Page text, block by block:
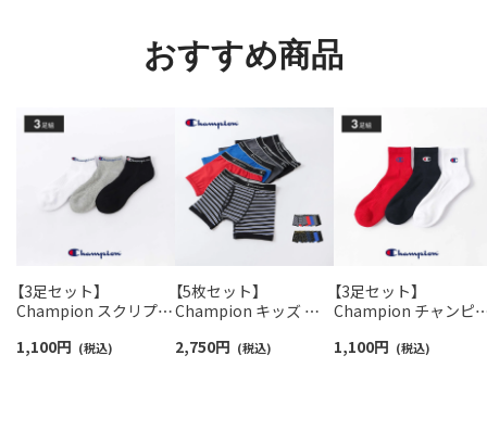
おすすめ商品
【3足セット】
Champion スクリプト
イル アーチサポート ス
1,100円 (税込)
【5枚セット】
Champion キッズ ボ
前開き Cotton Stretch
2,750円 (税込)
【3足セット】
Champion チャンピ
使用 足底パイル アー
1,100円 (税込)